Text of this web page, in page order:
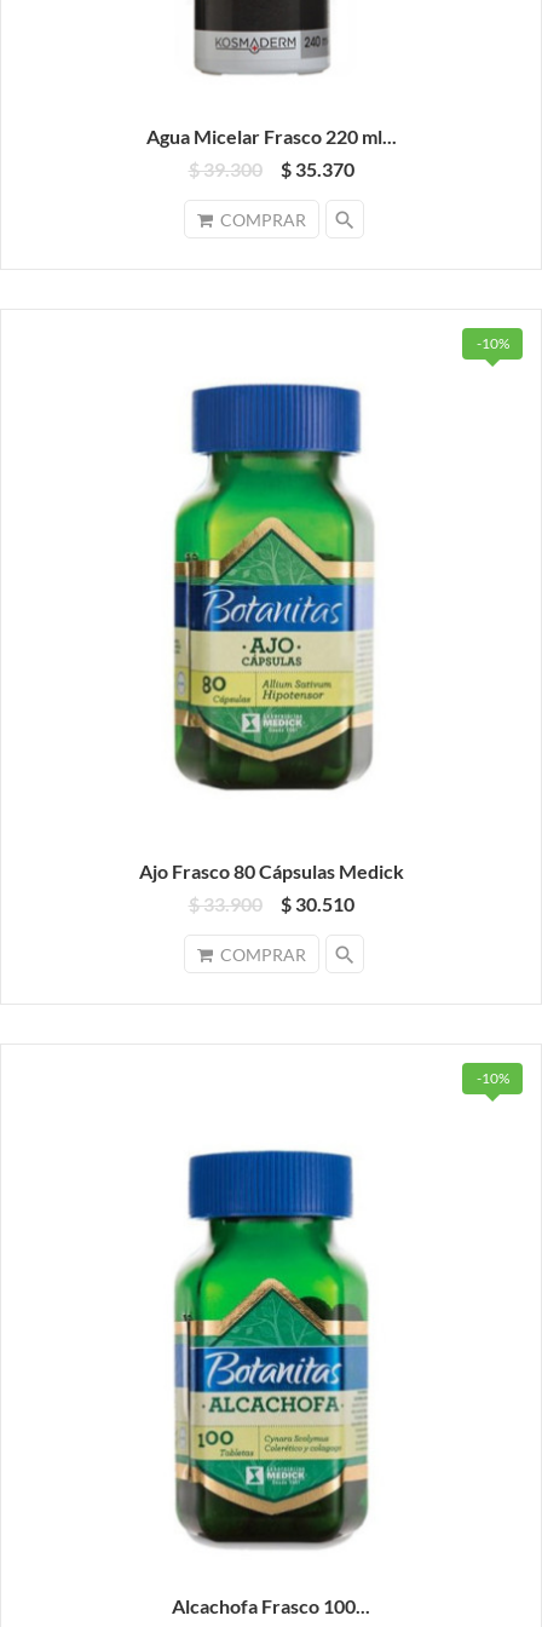
Agua Micelar Frasco 220 ml...
$ 39.300
$ 35.370
COMPRAR search
Ajo Frasco 80 Cápsulas Medick
$ 33.900
$ 30.510
COMPRAR search
-10%
Alcachofa Frasco 100...
-10%